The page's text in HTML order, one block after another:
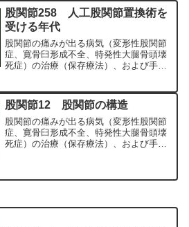
科専門医（人工関節手術を専門）の塗山
正宏が色々と説明します。
股関節258 人工股関節置換術を
受ける年代
股関節の痛みが出る病気（変形性股関節
症、寛骨臼形成不全、特発性大腿骨頭壊
死症）の治療（保存療法）、および手術
科専門医（人工関節手術を専門）の塗山
正宏が色々と説明します。
股関節12 股関節の構造
股関節の痛みが出る病気（変形性股関節
症、寛骨臼形成不全、特発性大腿骨頭壊
死症）の治療（保存療法）、および手術
科専門医（人工関節手術を専門）の塗山